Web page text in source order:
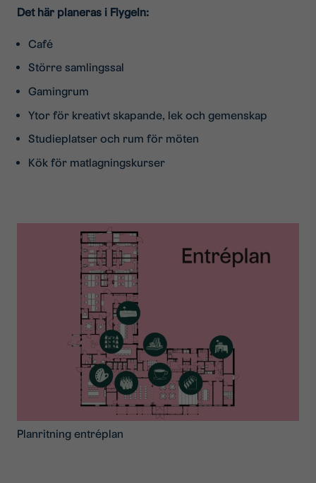
Det här planeras i Flygeln:
Café
Större samlingssal
Gamingrum
Ytor för kreativt skapande, lek och gemenskap
Studieplatser och rum för möten
Kök för matlagningskurser
Planritning entréplan